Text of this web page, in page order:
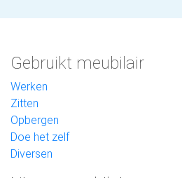
Gebruikt meubilair
Werken
Zitten
Opbergen
Doe het zelf
Diversen